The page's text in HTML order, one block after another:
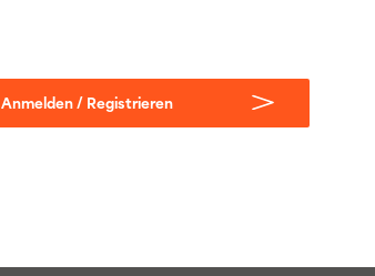
Anmelden / Registrieren